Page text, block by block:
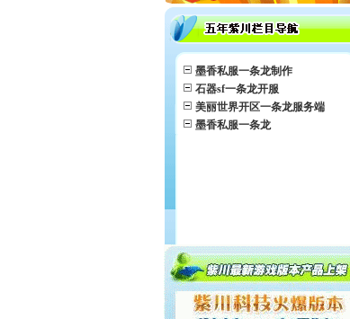
墨香私服一条龙制作
石器sf一条龙开服
美丽世界开区一条龙服务端
墨香私服一条龙